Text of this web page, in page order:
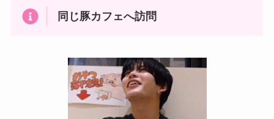
同じ豚カフェへ訪問